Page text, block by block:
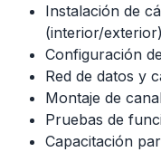
Instalación de
(interior/exterior)
Configuración
Red de datos y
Montaje de
Pruebas de
Capacitación